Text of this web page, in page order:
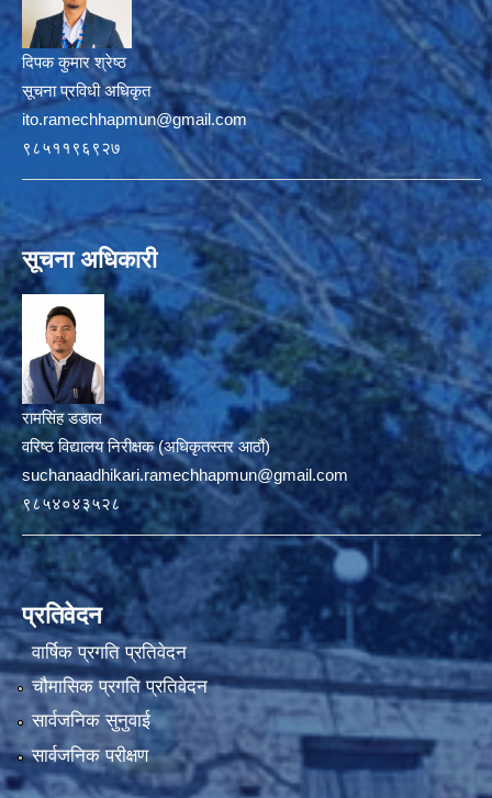
दिपक कुमार श्रेष्ठ
सूचना प्रविधी अधिकृत
ito.ramechhapmun@gmail.com
९८५११९६९२७
सूचना अधिकारी
रामसिंह डडाल
वरिष्ठ विद्यालय निरीक्षक (अधिकृतस्तर आठौं)
suchanaadhikari.ramechhapmun@gmail.com
९८५४०४३५२८
प्रतिवेदन
वार्षिक प्रगति प्रतिवेदन
चौमासिक प्रगति प्रतिवेदन
सार्वजनिक सुनुवाई
सार्वजनिक परीक्षण